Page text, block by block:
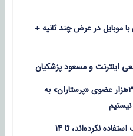
با موبایل در عرض چند ثانیه +
اینترنت و مسعود پزشکیان
«نه» محکم نظام صنفی ۳۰۰هزار عضوی «پرستاران» به
کسانی که تاکنون از کالابرگ استفاده نکرده‌اند، تا ۱۴